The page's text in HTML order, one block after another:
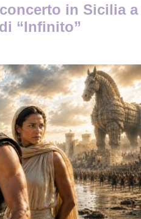
in Sicilia a
“Infinito”